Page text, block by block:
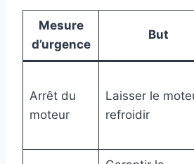
Mesure
d’urgence
But
Arrêt du
moteur
Laisser le
refroidir